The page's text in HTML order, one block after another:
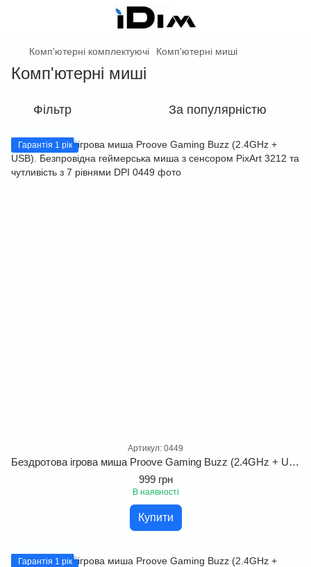
Комп'ютерні комплектуючі Комп'ютерні миші
Комп'ютерні миші
Фільтр За популярністю
Гарантія 1 рік
Артикул: 0449
Бездротова ігрова миша Proove Gaming Buzz (2.4GHz + USB). Безпровідна геймерська миша з сенсором PixArt 3212 та чутливість з 7 рівнями DPI
999 грн
В наявності
Купити
Гарантія 1 рік